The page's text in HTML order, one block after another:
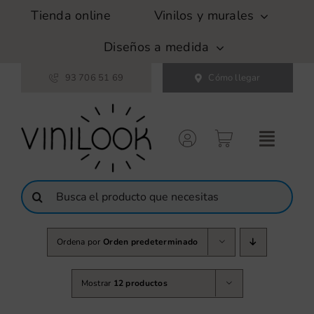
SaltarTienda online
Vinilos y murales
Diseños a medida
93 706 51 69 Cómo llegar
Buscar:
Ordena por Orden predeterminado
Mostrar 12 productos